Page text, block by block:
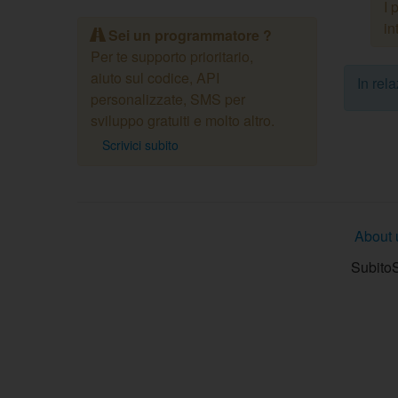
Sei un programmatore ?
Per te supporto prioritario,
aiuto sul codice, API
personalizzate, SMS per
sviluppo gratuiti e molto altro.
Scrivici subito
I
In
About